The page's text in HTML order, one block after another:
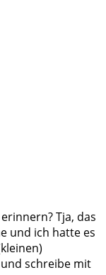
Tja, das
und ich hatte es
schreibe mit